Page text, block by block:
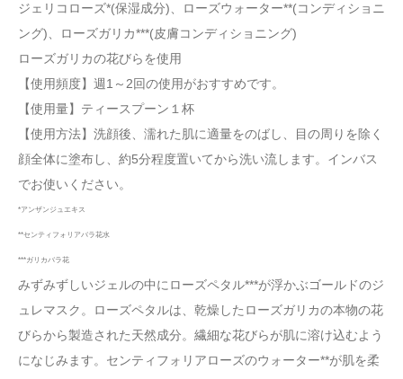
ジェリコローズ*(保湿成分)、ローズウォーター**(コンディショニ
ング)、ローズガリカ***(皮膚コンディショニング)
ローズガリカの花びらを使用
【使用頻度】週1～2回の使用がおすすめです。
【使用量】ティースプーン１杯
【使用方法】洗顔後、濡れた肌に適量をのばし、目の周りを除く
顔全体に塗布し、約5分程度置いてから洗い流します。インバス
でお使いください。
*アンザンジュエキス
**センティフォリアバラ花水
***ガリカバラ花
みずみずしいジェルの中にローズペタル***が浮かぶゴールドのジ
ュレマスク。ローズペタルは、乾燥したローズガリカの本物の花
びらから製造された天然成分。繊細な花びらが肌に溶け込むよう
になじみます。センティフォリアローズのウォーター**が肌を柔